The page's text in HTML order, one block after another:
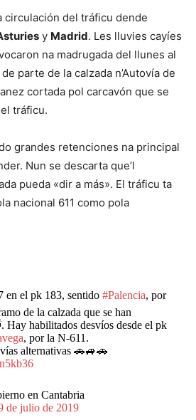
circulación del tráficu dende
y Madrid. Les lluvies cayíes
na madrugada del llunes al
parte de la calzada n’Autovía de
cortada pol carcavón que se
tráficu.
grandes retenciones na principal
Nun se descarta que’l
pueda «dir a más». El tráficu ta
nacional 611 como pola
en el pk 183, sentido #Palencia, por
de la calzada que se han
Hay habilitados desvíos desde el pk
, por la N-611.
alternativas 🚗🚙🚗
en Cantabria
de julio de 2019